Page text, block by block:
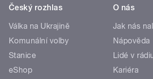
Český rozhlas
Válka na Ukrajině
Komunální volby
Stanice
eShop
O nás
Jak nás
Nápověda
Lidé v
Kariéra